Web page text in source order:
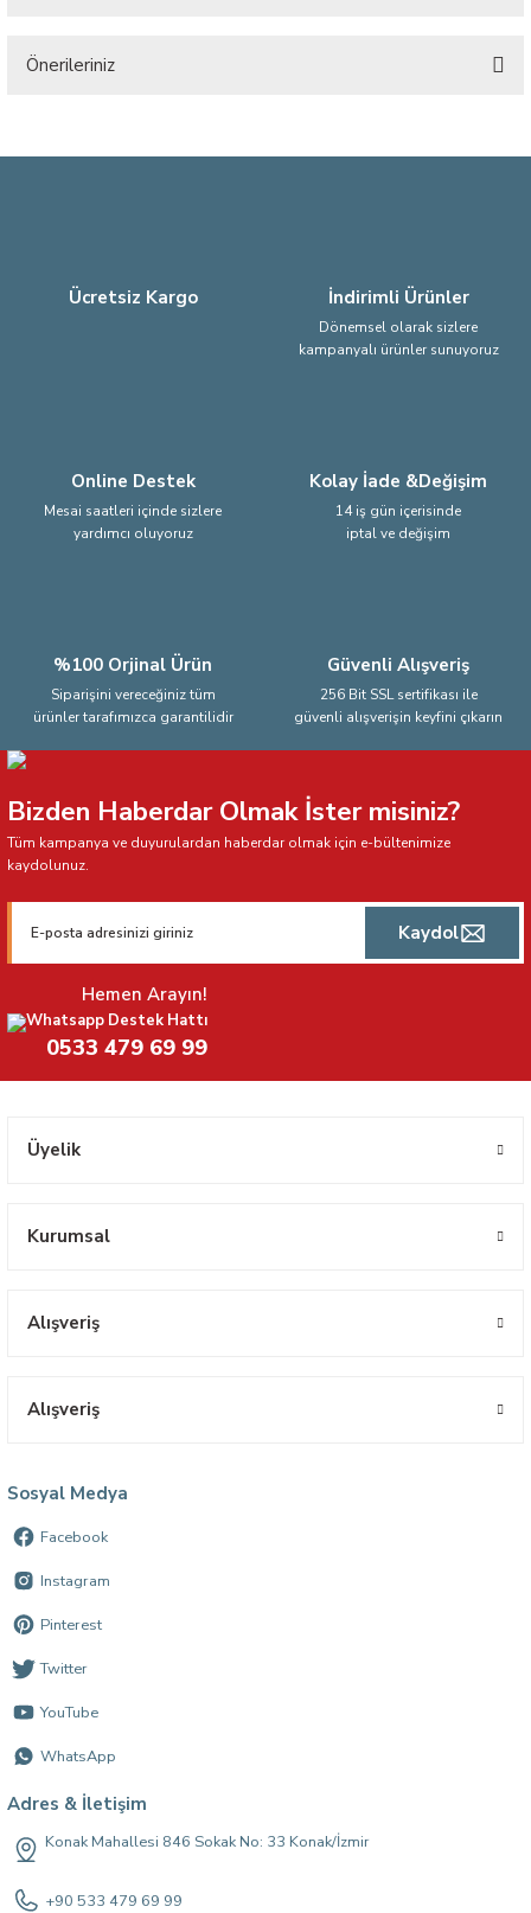
Önerileriniz
Ürün açıklamasında eksik bilgiler bulunuyor.
Ücretsiz Kargo İndirimli Ürünler
Dönemsel olarak sizlere
kampanyalı ürünler sunuyoruz
Online Destek
Mesai saatleri içinde sizlere
yardımcı oluyoruz
Kolay İade &Değişim
14 iş gün içerisinde
iptal ve değişim
%100 Orjinal Ürün
Siparişini vereceğiniz tüm
ürünler tarafımızca garantilidir
Güvenli Alışveriş
256 Bit SSL sertifikası ile
güvenli alışverişin keyfini çıkarın
Bizden Haberdar Olmak İster misiniz?
Tüm kampanya ve duyurulardan haberdar olmak için e-bültenimize
kaydolunuz.
Kaydol
Hemen Arayın!
Whatsapp Destek Hattı
0533 479 69 99
Üyelik
Kurumsal
Alışveriş
Alışveriş
Sosyal Medya
Facebook
Instagram
Pinterest
Twitter
YouTube
WhatsApp
Adres & İletişim
Konak Mahallesi 846 Sokak No: 33 Konak/İzmir
+90 533 479 69 99